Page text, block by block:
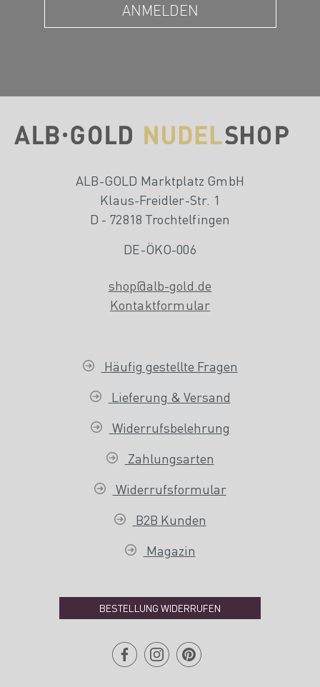
ALB-GOLD Marktplatz GmbH
Klaus-Freidler-Str. 1
D - 72818 Trochtelfingen
DE-ÖKO-006
shop@alb-gold.de
Kontaktformular
Häufig gestellte Fragen
Lieferung & Versand
Widerrufsbelehrung
Zahlungsarten
Widerrufsformular
B2B Kunden
Magazin
BESTELLUNG WIDERRUFEN